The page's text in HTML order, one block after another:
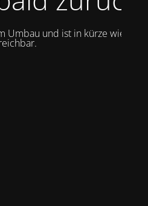
Umbau und ist in kürze wieder